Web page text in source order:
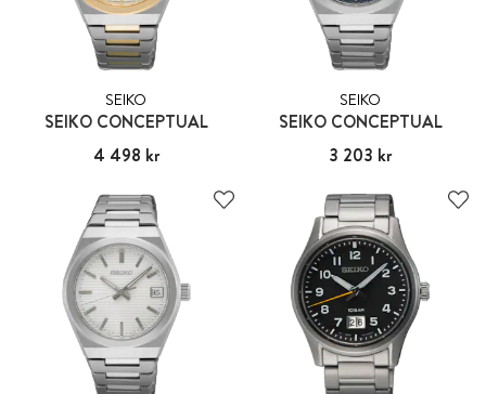
SEIKO
SEIKO CONCEPTUAL
Pris: 4 498 kr
4 498 kr
SEIKO
SEIKO CONCEPTUAL
Pris :3 203 kr
3 203 kr